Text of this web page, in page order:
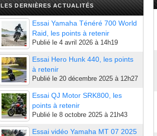
LES DERNIÈRES ACTUALITÉS
Essai Yamaha Ténéré 700 World
Raid, les points à retenir
Publié le 4 avril 2026 à 14h19
Essai Hero Hunk 440, les points
à retenir
Publié le 20 décembre 2025 à 12h27
Essai QJ Motor SRK800, les
points à retenir
Publié le 8 octobre 2025 à 21h43
Essai vidéo Yamaha MT 07 2025